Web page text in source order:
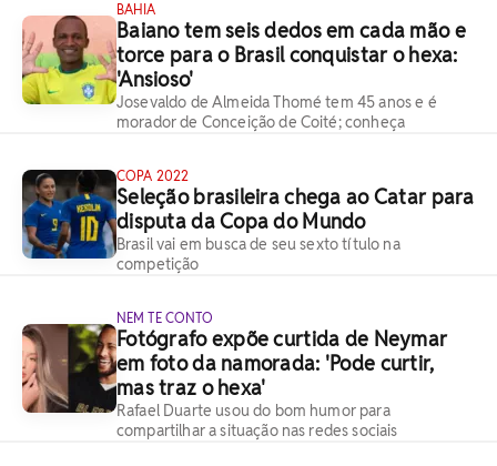
BAHIA
Baiano tem seis dedos em cada mão e
torce para o Brasil conquistar o hexa:
'Ansioso'
Josevaldo de Almeida Thomé tem 45 anos e é
morador de Conceição de Coité; conheça
COPA 2022
Seleção brasileira chega ao Catar para
disputa da Copa do Mundo
Brasil vai em busca de seu sexto título na
competição
NEM TE CONTO
Fotógrafo expõe curtida de Neymar
em foto da namorada: 'Pode curtir,
mas traz o hexa'
Rafael Duarte usou do bom humor para
compartilhar a situação nas redes sociais